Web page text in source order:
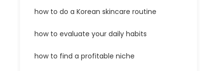
how to do a Korean skincare routine
how to evaluate your daily habits
how to find a profitable niche